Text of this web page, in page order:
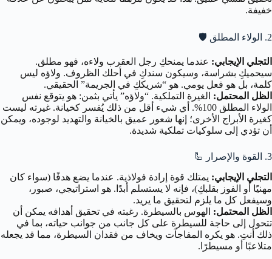
خفيفة.
2. الولاء المطلق 🛡️
التجلي الإيجابي: عندما يمنحكِ رجل العقرب ولاءه، فهو مطلق.
سيحميكِ بشراسة، وسيكون سندكِ في أحلك الظروف. ولاؤه ليس
كلمة، بل هو فعل يومي. هو “شريككِ في الجريمة” الحقيقي.
الظل المحتمل: الغيرة التملكية. “ولاؤه” يأتي بثمن: هو يتوقع نفس
الولاء المطلق 100%. أي شيء أقل من ذلك يُفسر كخيانة. غيرته ليست
كغيرة الأبراج الأخرى؛ إنها شعور عميق بالخيانة والتهديد لوجوده، ويمكن
أن تؤدي إلى سلوكيات تملكية شديدة.
3. القوة والإصرار 🦾
التجلي الإيجابي: يمتلك قوة إرادة فولاذية. عندما يضع هدفًا (سواء كان
مهنيًا أو الفوز بقلبكِ)، فإنه لا يستسلم أبدًا. هو استراتيجي، صبور،
وسيفعل كل ما يلزم لتحقيق ما يريد.
الظل المحتمل: الهوس بالسيطرة. رغبته في تحقيق أهدافه يمكن أن
تتحول إلى حاجة للسيطرة على كل جانب من جوانب حياته، بما في
ذلك أنتِ. هو يكره المفاجآت ويخاف من فقدان السيطرة، مما قد يجعله
متلاعبًا أو مسيطرًا.